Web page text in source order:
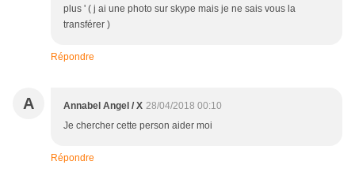
plus ' ( j ai une photo sur skype mais je ne sais vous la
transférer )
Répondre
A Annabel Angel / X 28/04/2018 00:10
Je chercher cette person aider moi
Répondre